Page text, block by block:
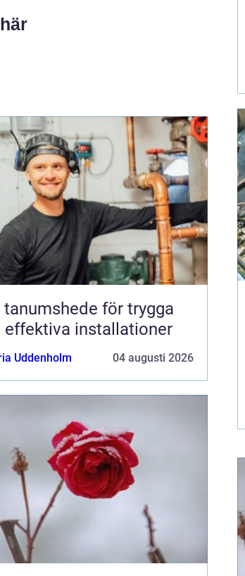
tanumshede för trygga
effektiva installationer
Uddenholm 04 augusti 2026